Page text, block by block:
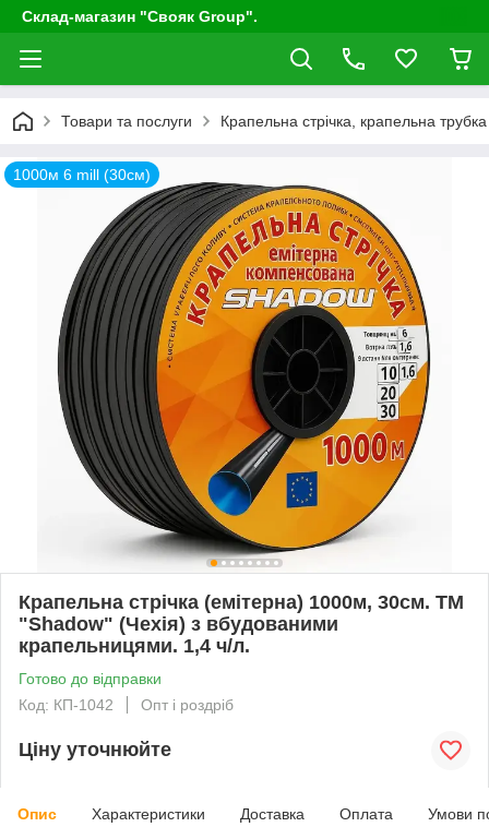
Склад-магазин "Свояк Group".
Товари та послуги Крапельна стрічка, крапельна
1000м 6 mill (30cм)
Крапельна стрічка (емітерна) 1000м, 30см. ТМ
"Shadow" (Чехія) з вбудованими
крапельницями. 1,4 ч/л.
Готово до відправки
Код: КП-1042
Опт і роздріб
Ціну уточнюйте
Опис Характеристики Доставка Оплата Умови